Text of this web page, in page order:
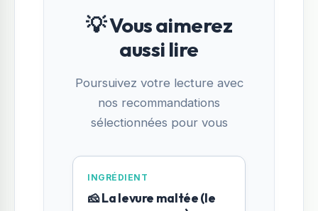
💡 Vous aimerez
aussi lire
Poursuivez votre lecture avec
nos recommandations
sélectionnées pour vous
INGRÉDIENT
🧀 La levure maltée (le